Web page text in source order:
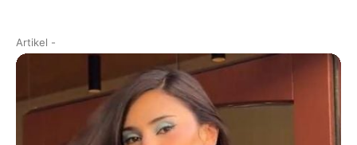
Artikel -